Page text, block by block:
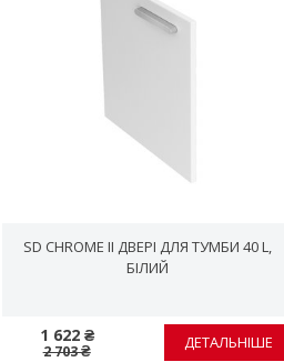
SD CHROME II ДВЕРІ ДЛЯ ТУМБИ 40 L,
БІЛИЙ
1 622 ₴
2 703 ₴ ДЕТАЛЬНІШЕ